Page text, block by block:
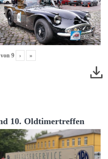
von 9 › »
10. Oldtimertreffen